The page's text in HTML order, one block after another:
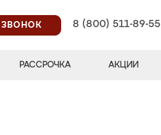
8 (800) 511-89-55
РАССРОЧКА АКЦИИ